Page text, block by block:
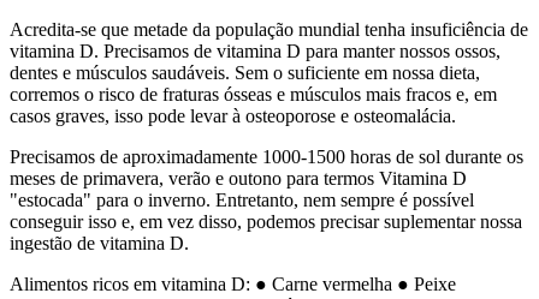
Acredita-se que metade da população mundial tenha insuficiência de
vitamina D. Precisamos de vitamina D para manter nossos ossos,
dentes e músculos saudáveis. Sem o suficiente em nossa dieta,
corremos o risco de fraturas ósseas e músculos mais fracos e, em
casos graves, isso pode levar à osteoporose e osteomalácia.
Precisamos de aproximadamente 1000-1500 horas de sol durante os
meses de primavera, verão e outono para termos Vitamina D
"estocada" para o inverno. Entretanto, nem sempre é possível
conseguir isso e, em vez disso, podemos precisar suplementar nossa
ingestão de vitamina D.
Alimentos ricos em vitamina D: ● Carne vermelha ● Peixe